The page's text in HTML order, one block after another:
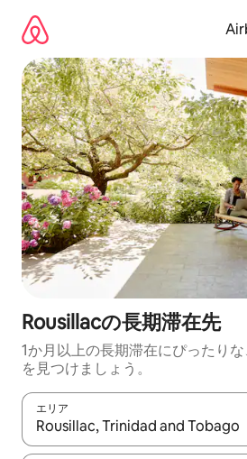
Rousillacの長期滞在先
1か月以上の長期滞在にぴったり
を見つけましょう。
エリア
検索結果が表示されたら、上下の矢